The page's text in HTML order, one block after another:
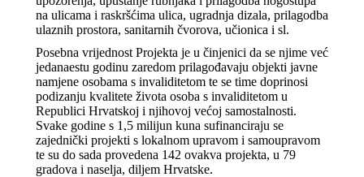
na ulicama i raskršćima ulica, ugradnja dizala, prilagodba
ulaznih prostora, sanitarnih čvorova, učionica i sl.
Posebna vrijednost Projekta je u činjenici da se njime već
jedanaestu godinu zaredom prilagođavaju objekti javne
namjene osobama s invaliditetom te se time doprinosi
podizanju kvalitete života osoba s invaliditetom u
Republici Hrvatskoj i njihovoj većoj samostalnosti.
Svake godine s 1,5 milijun kuna sufinanciraju se
zajednički projekti s lokalnom upravom i samoupravom
te su do sada provedena 142 ovakva projekta, u 79
gradova i naselja, diljem Hrvatske.